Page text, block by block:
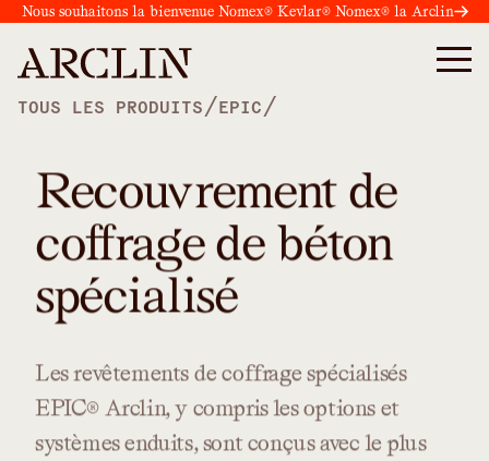
Nous souhaitons la bienvenue Nomex® Kevlar® Nomex® la Arclin
TOUS LES PRODUITS /EPIC /
Recouvrement de
coffrage de béton
spécialisé
Les revêtements de coffrage spécialisés
EPIC® Arclin,y compris lesoptions et
systèmesenduits,sont conçusavec le plus